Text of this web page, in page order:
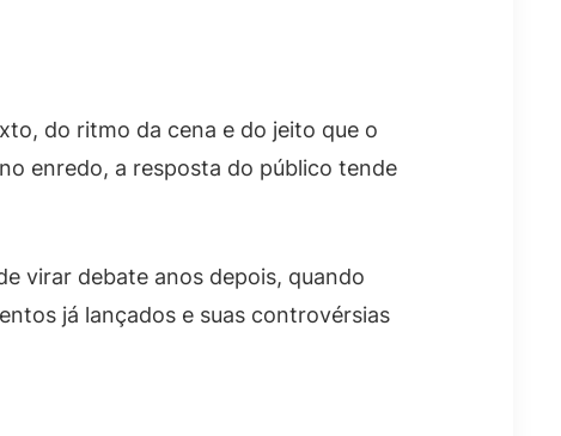
do ritmo da cena e do jeito que o
enredo, a resposta do público tende
virar debate anos depois, quando
já lançados e suas controvérsias